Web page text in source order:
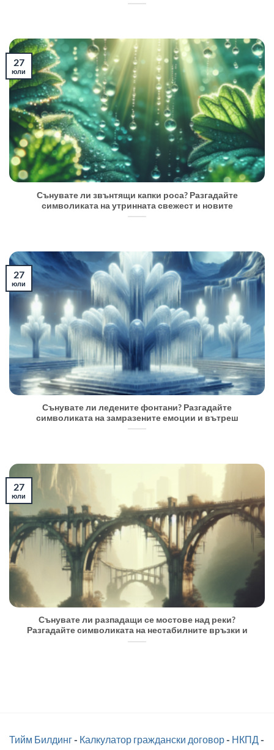
Сънувате ли звънтящи капки роса? Разгадайте
символиката на утринната свежест и новите
27
юли
Сънувате ли ледените фонтани? Разгадайте
символиката на замразените емоции и вътреш
27
юли
Сънувате ли разпадащи се мостове над реки?
Разгадайте символиката на нестабилните връзки и
27
юли
Тийм Билдинг- Калкулатор граждански договор- НКПД-